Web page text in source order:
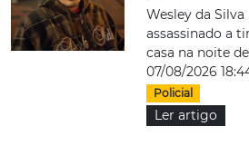
Wesley da Silva
assassinado a
casa na noite
07/08/2026
Policial
Ler artigo